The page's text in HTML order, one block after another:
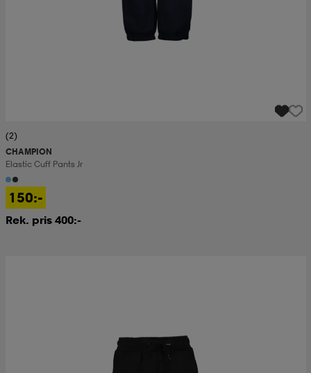
(2)
CHAMPION
Elastic Cuff Pants Jr
150:-
Rek. pris 400:-